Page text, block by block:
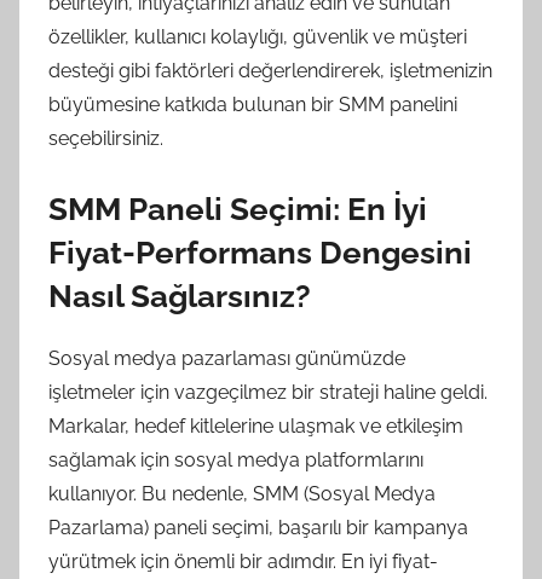
özellikler, kullanıcı kolaylığı, güvenlik ve müşteri
desteği gibi faktörleri değerlendirerek, işletmenizin
büyümesine katkıda bulunan bir SMM panelini
seçebilirsiniz.
SMM Paneli Seçimi: En İyi
Fiyat-Performans Dengesini
Nasıl Sağlarsınız?
Sosyal medya pazarlaması günümüzde
işletmeler için vazgeçilmez bir strateji haline geldi.
Markalar, hedef kitlelerine ulaşmak ve etkileşim
sağlamak için sosyal medya platformlarını
kullanıyor. Bu nedenle, SMM (Sosyal Medya
Pazarlama) paneli seçimi, başarılı bir kampanya
yürütmek için önemli bir adımdır. En iyi fiyat-